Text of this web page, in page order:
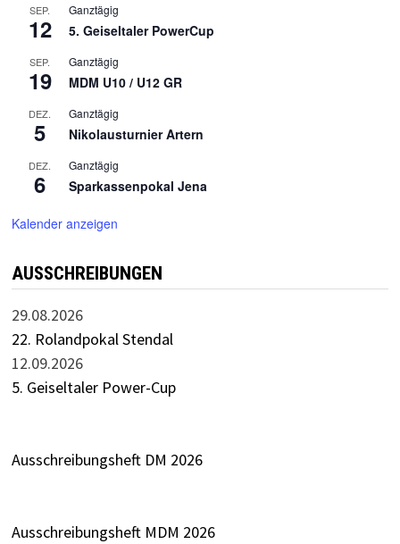
SEP.
12
Ganztägig
5. Geiseltaler PowerCup
SEP.
19
Ganztägig
MDM U10 / U12 GR
DEZ.
5
Ganztägig
Nikolausturnier Artern
DEZ.
6
Ganztägig
Sparkassenpokal Jena
Kalender anzeigen
AUSSCHREIBUNGEN
29.08.2026
22. Rolandpokal Stendal
12.09.2026
5. Geiseltaler Power-Cup
Ausschreibungsheft DM 2026
Ausschreibungsheft MDM 2026